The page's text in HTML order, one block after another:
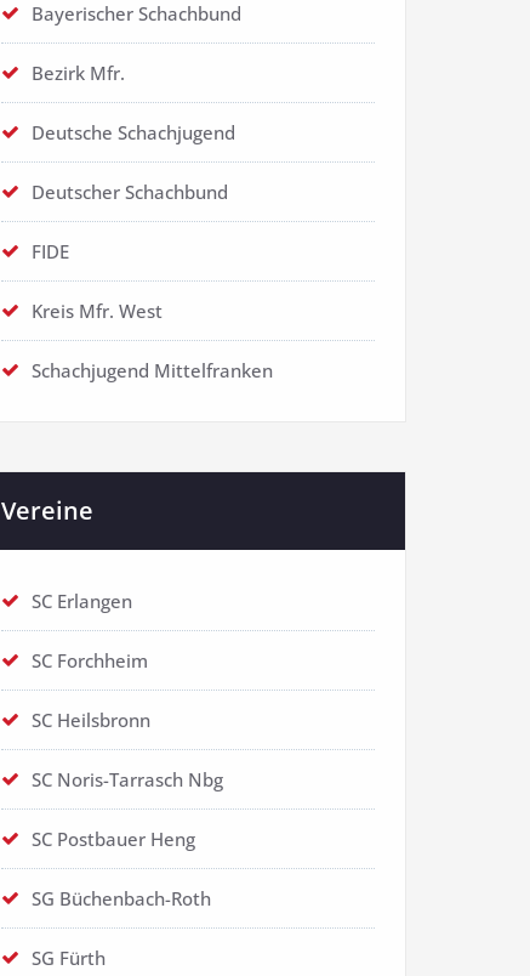
Bayerischer Schachbund
Bezirk Mfr.
Deutsche Schachjugend
Deutscher Schachbund
FIDE
Kreis Mfr. West
Schachjugend Mittelfranken
Vereine
SC Erlangen
SC Forchheim
SC Heilsbronn
SC Noris-Tarrasch Nbg
SC Postbauer Heng
SG Büchenbach-Roth
SG Fürth